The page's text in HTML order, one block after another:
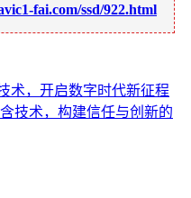
fai.com/ssd/922.html
术，开启数字时代新征程
技术，构建信任与创新的